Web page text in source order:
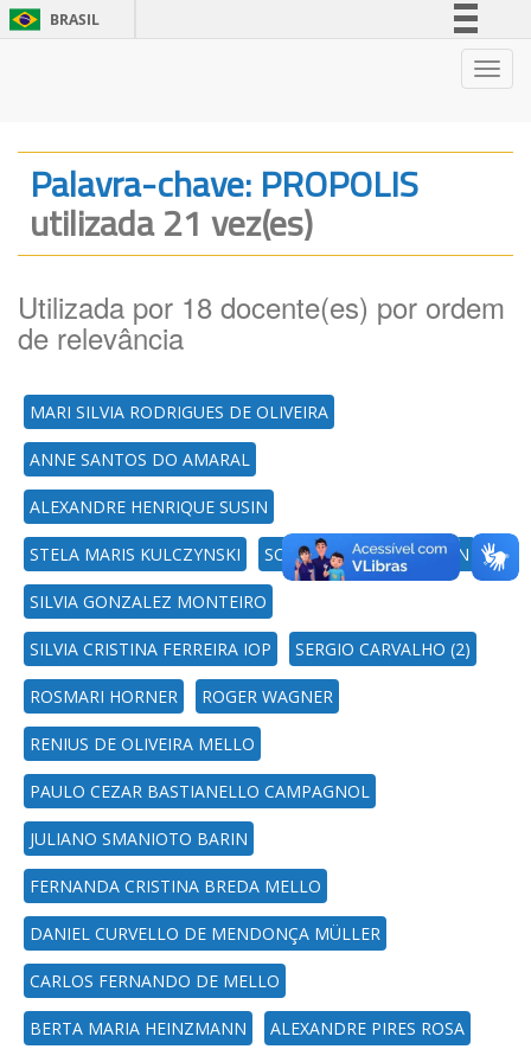
BRASIL
Legislação
Palavra-chave: PROPOLIS
utilizada 21 vez(es)
Utilizada por 18 docente(es) por ordem
de relevância
MARI SILVIA RODRIGUES DE OLIVEIRA
ANNE SANTOS DO AMARAL
ALEXANDRE HENRIQUE SUSIN
STELA MARIS KULCZYNSKI SONIA DE AVILA BOTTON
SILVIA GONZALEZ MONTEIRO
SILVIA CRISTINA FERREIRA IOP SERGIO CARVALHO (2)
ROSMARI HORNER ROGER WAGNER
RENIUS DE OLIVEIRA MELLO
PAULO CEZAR BASTIANELLO CAMPAGNOL
JULIANO SMANIOTO BARIN
FERNANDA CRISTINA BREDA MELLO
DANIEL CURVELLO DE MENDONÇA MÜLLER
CARLOS FERNANDO DE MELLO
BERTA MARIA HEINZMANN ALEXANDRE PIRES ROSA